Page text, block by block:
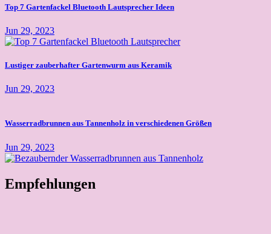
Top 7 Gartenfackel Bluetooth Lautsprecher Ideen
Jun 29, 2023
Lustiger zauberhafter Gartenwurm aus Keramik
Jun 29, 2023
Wasserradbrunnen aus Tannenholz in verschiedenen Größen
Jun 29, 2023
Empfehlungen